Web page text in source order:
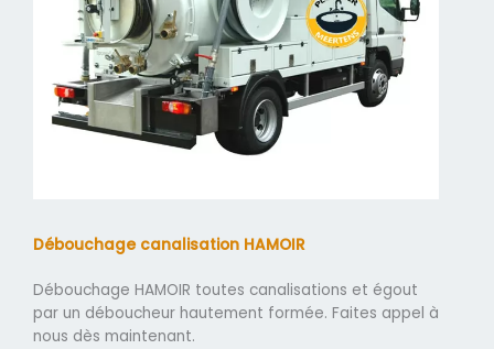
Débouchage canalisation HAMOIR
Débouchage HAMOIR toutes canalisations et égout
par un déboucheur hautement formée. Faites appel à
nous dès maintenant.